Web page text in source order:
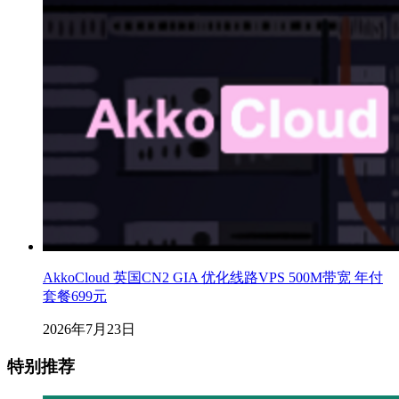
AkkoCloud 英国CN2 GIA 优化线路VPS 500M带宽 年付
套餐699元
2026年7月23日
特别推荐